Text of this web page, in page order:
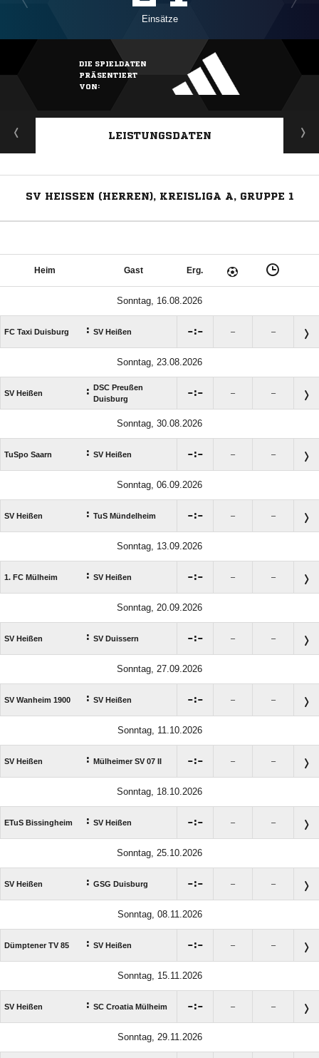
Einsätze
DIE SPIELDATEN
PRÄSENTIERT
VON:
LEISTUNGSDATEN
SV HEISSEN (HERREN), KREISLIGA A, GRUPPE 1
Heim Gast Erg.
Sonntag, 16.08.2026
FC Taxi Duisburg : SV Heißen : – –
Sonntag, 23.08.2026
SV Heißen : DSC Preußen
Duisburg
: – –
Sonntag, 30.08.2026
TuSpo Saarn : SV Heißen : – –
Sonntag, 06.09.2026
SV Heißen : TuS Mündelheim : – –
Sonntag, 13.09.2026
1. FC Mülheim : SV Heißen : – –
Sonntag, 20.09.2026
SV Heißen : SV Duissern : – –
Sonntag, 27.09.2026
SV Wanheim 1900 : SV Heißen : – –
Sonntag, 11.10.2026
SV Heißen : Mülheimer SV 07 II : – –
Sonntag, 18.10.2026
ETuS Bissingheim : SV Heißen : – –
Sonntag, 25.10.2026
SV Heißen : GSG Duisburg : – –
Sonntag, 08.11.2026
Dümptener TV 85 : SV Heißen : – –
Sonntag, 15.11.2026
SV Heißen : SC Croatia Mülheim : – –
Sonntag, 29.11.2026